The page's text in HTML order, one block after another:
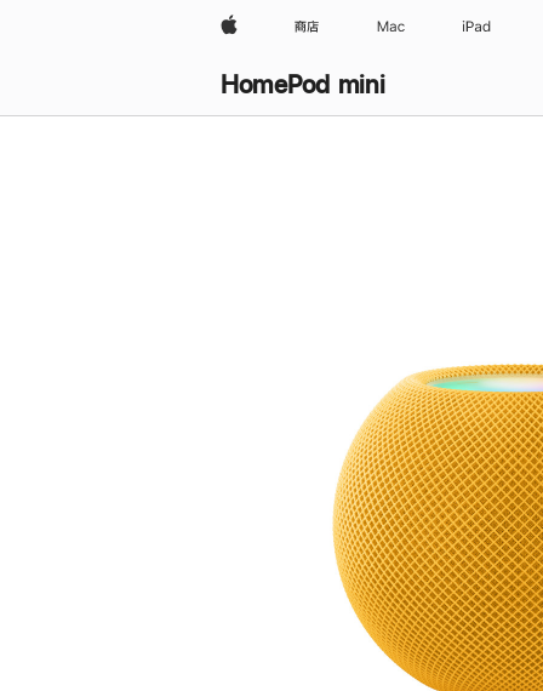
Apple 商店 Mac iPad
HomePod mini